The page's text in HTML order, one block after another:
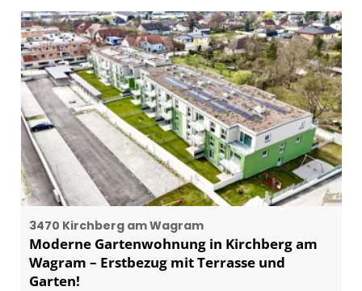
3470 Kirchberg am Wagram
Moderne Gartenwohnung in Kirchberg am
Wagram – Erstbezug mit Terrasse und
Garten!